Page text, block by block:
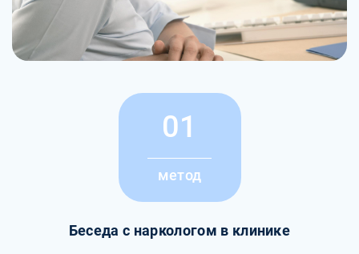
01
метод
Беседа с наркологом в клинике